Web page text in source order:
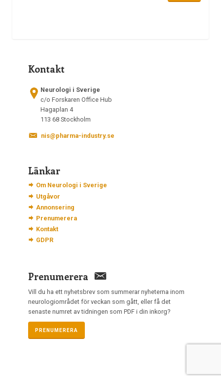
Kontakt
Neurologi i Sverige
c/o Forskaren Office Hub
Hagaplan 4
113 68 Stockholm
nis@pharma-industry.se
Länkar
Om Neurologi i Sverige
Utgåvor
Annonsering
Prenumerera
Kontakt
GDPR
Prenumerera
Vill du ha ett nyhetsbrev som summerar nyheterna inom
neurologiområdet för veckan som gått, eller få det
senaste numret av tidningen som PDF i din inkorg?
PRENUMERERA